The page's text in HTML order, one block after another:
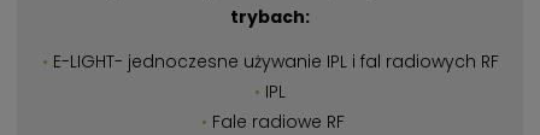
trybach:
E-LIGHT- jednoczesne używanie IPL i fal radiowych RF
IPL
Fale radiowe RF